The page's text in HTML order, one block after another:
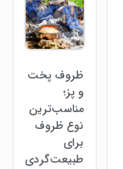
ظروف پخت
و پز؛
مناسب‌ترین
نوع ظروف
برای
طبیعت‌گردی